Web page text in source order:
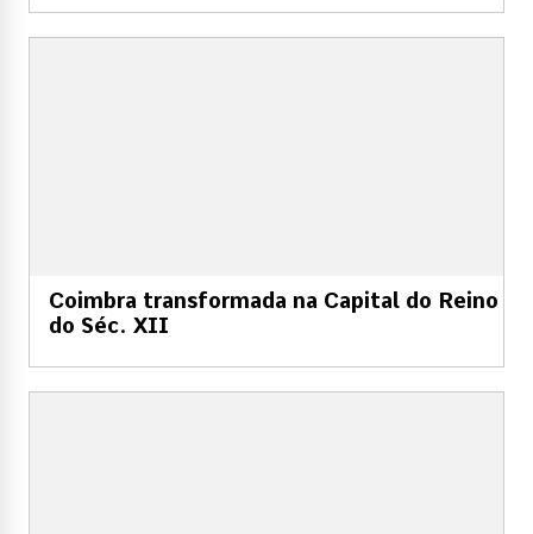
Coimbra transformada na Capital do Reino
do Séc. XII